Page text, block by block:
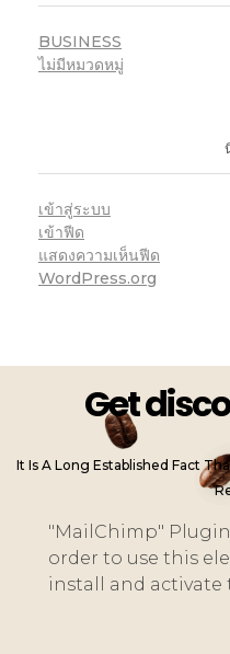
BUSINESS
ไม่มีหมวดหมู่
เข้าสู่ระบบ
เข้าฟีด
แสดงความเห็นฟีด
WordPress.org
Get
It Is A Long Established Fact
"MailChimp"
order to use this
install and activate